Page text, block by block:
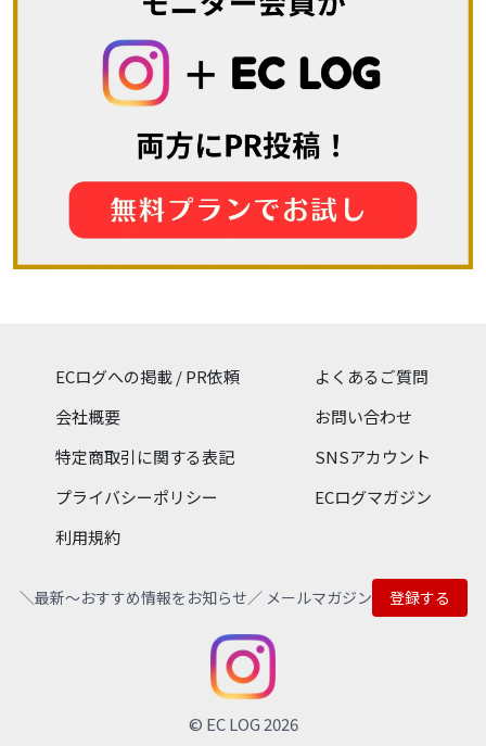
ECログへの掲載 / PR依頼
会社概要
特定商取引に関する表記
プライバシーポリシー
利用規約
よくあるご質問
お問い合わせ
SNSアカウント
ECログマガジン
＼最新〜おすすめ情報をお知らせ／ メールマガジン 登録する
© EC LOG 2026